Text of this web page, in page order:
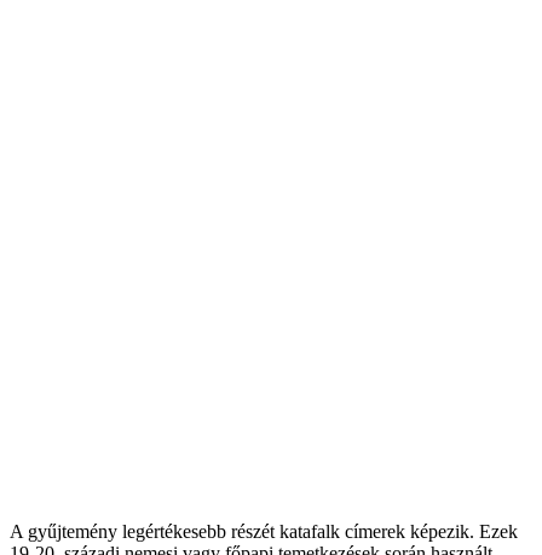
A gyűjtemény legértékesebb részét katafalk címerek képezik. Ezek